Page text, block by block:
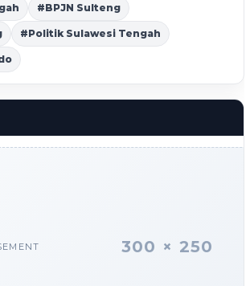
#BPJN Sulteng
#Politik Sulawesi Tengah
300 × 250